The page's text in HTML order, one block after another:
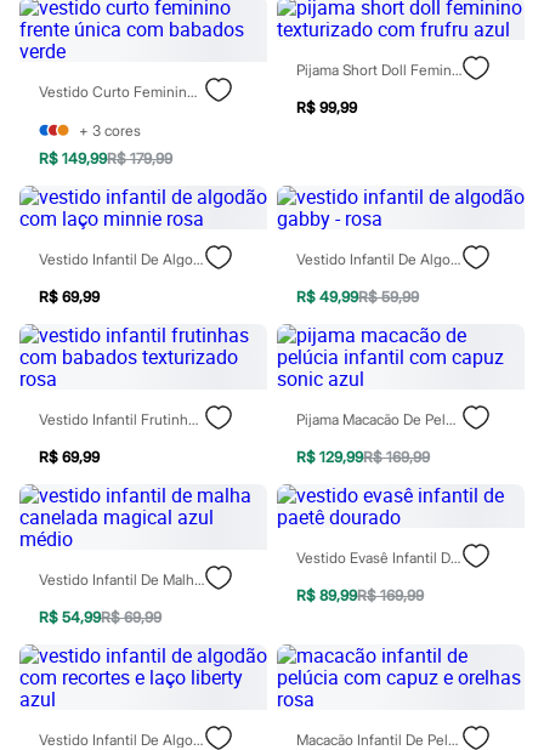
Jeans
Moda esportiva
Shorts e Bermudas
Todos os produtos
Infantil
Em alta
Arrumadinho para os meninos
Romântico para as meninas
Inverno
Novidades
Roupas menina
0 a 24 meses
4 a 12 anos
10 a 16 anos
Roupas menino
0 a 24 meses
1 a 5 anos
4 a 12 anos
10 a 16 anos
Acessórios
Recém-nascido
Bolsas e Mochilas
Chapéus
Calçados
Chinelos
Pantufas
Rasteirinhas
Sandálias
Tênis
Diversão
Marcas
Baby Club
Vestido Curto Feminino Frente Única Com Babados Verde
+ 3 cores
R$ 149,99R$ 179,99
Pijama Short Doll Feminino Texturizado Com Frufru Azul
R$ 99,99
Vestido Infantil De Algodão Com Laço Minnie Rosa
R$ 69,99
Vestido Infantil De Algodão Gabby - Rosa
R$ 49,99R$ 59,99
Vestido Infantil Frutinhas Com Babados Texturizado Rosa
R$ 69,99
Pijama Macacão De Pelúcia Infantil Com Capuz Sonic Azul
R$ 129,99R$ 169,99
Vestido Infantil De Malha Canelada Magical Azul Médio
R$ 54,99R$ 69,99
Vestido Evasê Infantil De Paetê Dourado
R$ 89,99R$ 169,99
Vestido Infantil De Algodão Com Recortes E Laço Liberty Azul Macacão Infantil De Pelúcia Com Capuz E Orelhas Rosa